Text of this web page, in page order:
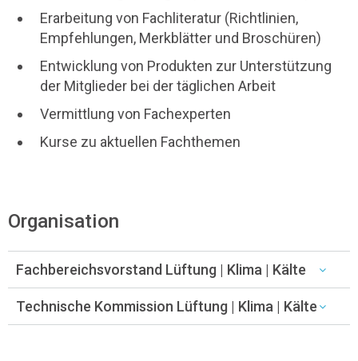
Erarbeitung von Fachliteratur (Richtlinien,
Empfehlungen, Merkblätter und Broschüren)
Entwicklung von Produkten zur Unterstützung
der Mitglieder bei der täglichen Arbeit
Vermittlung von Fachexperten
Kurse zu aktuellen Fachthemen
Organisation
Fachbereichsvorstand Lüftung | Klima | Kälte
Technische Kommission Lüftung | Klima | Kälte